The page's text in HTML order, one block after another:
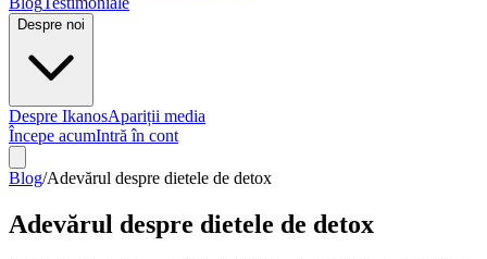
Despre noi
Despre IkanosApariții media
Începe acumIntră în cont
Blog/Adevărul despre dietele de detox
Adevărul despre dietele de detox